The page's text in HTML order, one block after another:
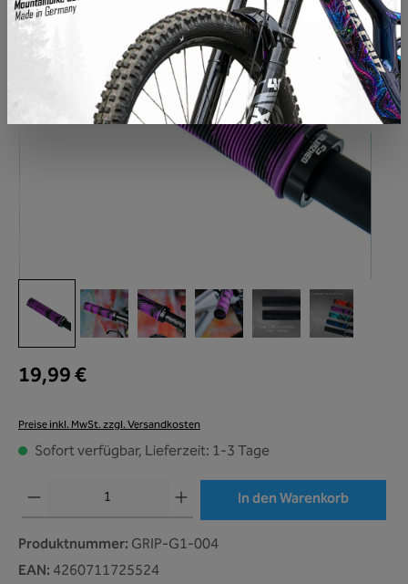
19,99 €
Preise inkl. MwSt. zzgl. Versandkosten
Sofort verfügbar, Lieferzeit: 1-3 Tage
In den Warenkorb
Produktnummer: GRIP-G1-004
EAN: 4260711725524